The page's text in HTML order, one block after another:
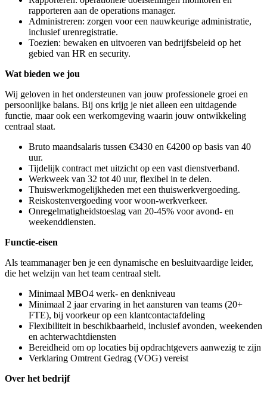
rapporteren aan de operations manager.
Administreren: zorgen voor een nauwkeurige administratie,
inclusief urenregistratie.
Toezien: bewaken en uitvoeren van bedrijfsbeleid op het
gebied van HR en security.
Wat bieden we jou
Wij geloven in het ondersteunen van jouw professionele groei en
persoonlijke balans. Bij ons krijg je niet alleen een uitdagende
functie, maar ook een werkomgeving waarin jouw ontwikkeling
centraal staat.
Bruto maandsalaris tussen €3430 en €4200 op basis van 40
uur.
Tijdelijk contract met uitzicht op een vast dienstverband.
Werkweek van 32 tot 40 uur, flexibel in te delen.
Thuiswerkmogelijkheden met een thuiswerkvergoeding.
Reiskostenvergoeding voor woon-werkverkeer.
Onregelmatigheidstoeslag van 20-45% voor avond- en
weekenddiensten.
Functie-eisen
Als teammanager ben je een dynamische en besluitvaardige leider,
die het welzijn van het team centraal stelt.
Minimaal MBO4 werk- en denkniveau
Minimaal 2 jaar ervaring in het aansturen van teams (20+
FTE), bij voorkeur op een klantcontactafdeling
Flexibiliteit in beschikbaarheid, inclusief avonden, weekenden
en achterwachtdiensten
Bereidheid om op locaties bij opdrachtgevers aanwezig te zijn
Verklaring Omtrent Gedrag (VOG) vereist
Over het bedrijf